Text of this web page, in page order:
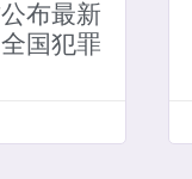
布最新
国犯罪